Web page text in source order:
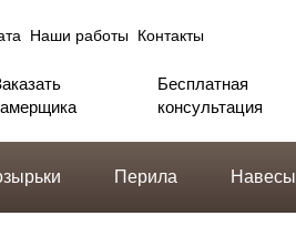
Наши работы Контакты
Бесплатная
консультация
Перила Навесы